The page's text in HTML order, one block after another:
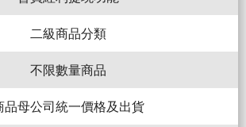
二級商品分類
不限數量商品
品母公司統一價格及出貨